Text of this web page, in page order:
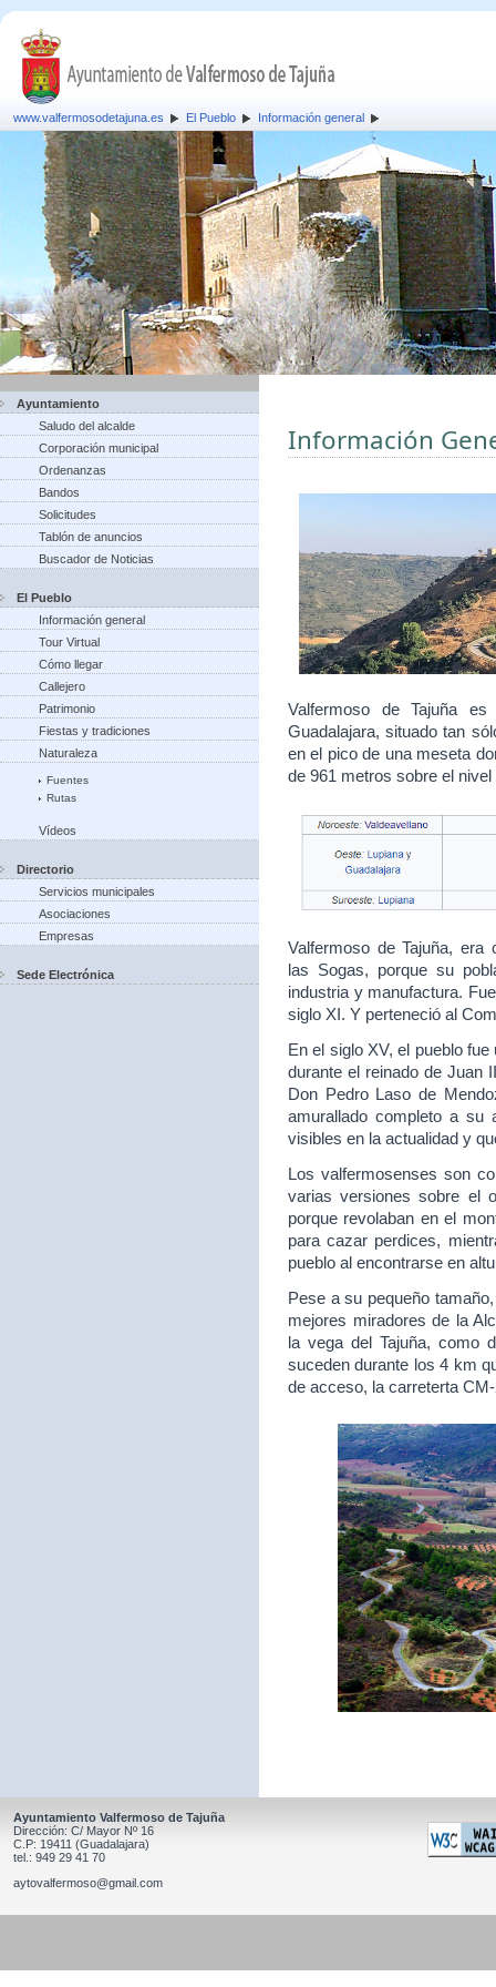
www.valfermosodetajuna.es El Pueblo Información general
Ayuntamiento
Saludo del alcalde
Corporación municipal
Ordenanzas
Bandos
Solicitudes
Tablón de anuncios
Buscador de Noticias
El Pueblo
Información general
Tour Virtual
Cómo llegar
Callejero
Patrimonio
Fiestas y tradiciones
Naturaleza
Fuentes
Rutas
Vídeos
Directorio
Servicios municipales
Asociaciones
Empresas
Sede Electrónica
Información
Valfermoso de Tajuña
Guadalajara, situado tan
en el pico de una meseta
de 961 metros sobre el nivel
Valfermoso de Tajuña, era
las Sogas, porque su
industria y manufactura.
siglo XI. Y perteneció al
En el siglo XV, el pueblo
durante el reinado de Juan
Don Pedro Laso de
amurallado completo a su
visibles en la actualidad y
Los valfermosenses son
varias versiones sobre el
porque revolaban en el
para cazar perdices,
pueblo al encontrarse en
Pese a su pequeño
mejores miradores de la
la vega del Tajuña, como
suceden durante los 4 km
de acceso, la carreterta
Ayuntamiento Valfermoso de Tajuña
Dirección: C/ Mayor Nº 16
C.P: 19411 (Guadalajara)
tel.: 949 29 41 70
aytovalfermoso@gmail.com